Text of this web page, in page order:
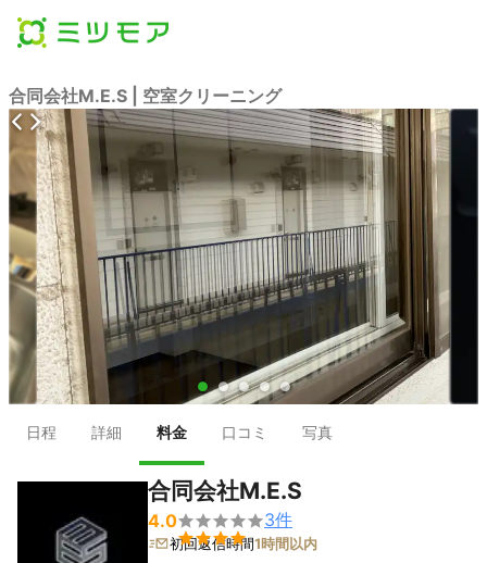
合同会社M.E.S | 空室クリーニング
● ● ● ● ●
日程 詳細 料金 口コミ 写真
合同会社M.E.S
4.0

3件
初回返信時間1時間以内